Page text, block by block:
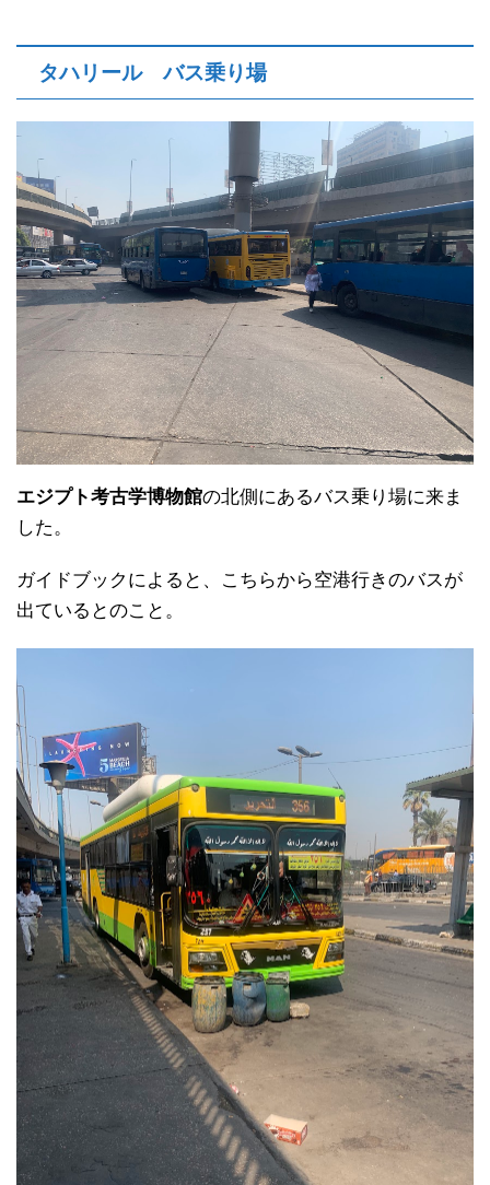
タハリール バス乗り場
エジプト考古学博物館の北側にあるバス乗り場に来ま
した。
ガイドブックによると、こちらから空港行きのバスが
出ているとのこと。